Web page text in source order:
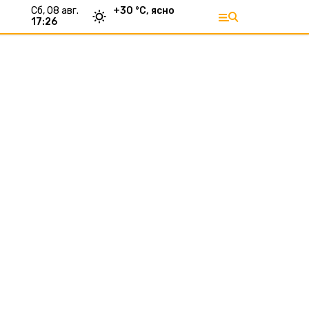
сб, 08 авг.
17:26
+30 °С, ясно